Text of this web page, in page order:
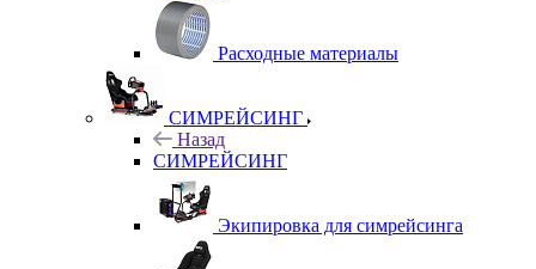
Расходные материалы
СИМРЕЙСИНГ
Назад
СИМРЕЙСИНГ
Экипировка для симрейсинга